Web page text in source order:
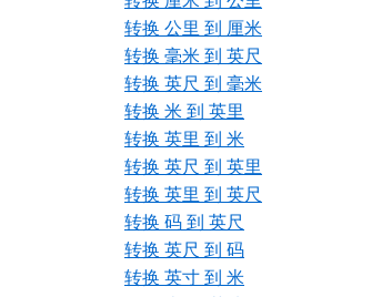
转换 公里 到 厘米
转换 毫米 到 英尺
转换 英尺 到 毫米
转换 米 到 英里
转换 英里 到 米
转换 英尺 到 英里
转换 英里 到 英尺
转换 码 到 英尺
转换 英尺 到 码
转换 英寸 到 米